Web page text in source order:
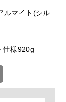
ルマイト(シル
仕様920g